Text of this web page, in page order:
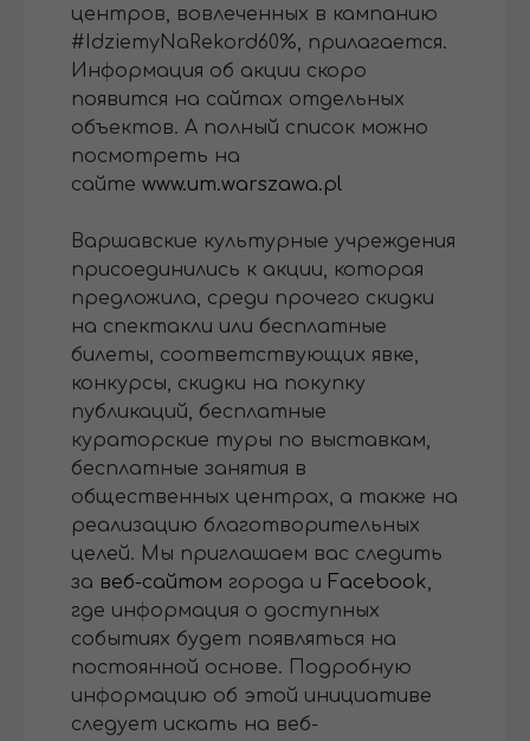
центров, вовлеченных в кампанию
#IdziemyNaRekord60%, прилагается.
Информация об акции скоро
появится на сайтах отдельных
объектов. А полный список можно
посмотреть на
сайте www.um.warszawa.pl
Варшавские культурные учреждения
присоединились к акции, которая
предложила, среди прочего скидки
на спектакли или бесплатные
билеты, соответствующих явке,
конкурсы, скидки на покупку
публикаций, бесплатные
кураторские туры по выставкам,
бесплатные занятия в
общественных центрах, а также на
реализацию благотворительных
целей. Мы приглашаем вас следить
за веб-сайтом города и Facebook,
где информация о доступных
событиях будет появляться на
постоянной основе. Подробную
информацию об этой инициативе
следует искать на веб-